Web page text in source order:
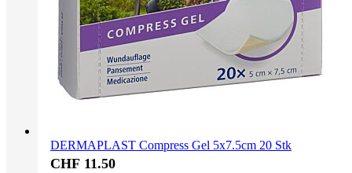
DERMAPLAST Compress Gel 5x7.5cm 20 Stk
CHF 11.50